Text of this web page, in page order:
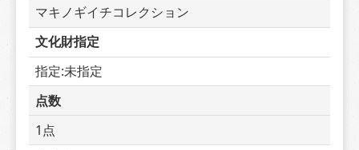
マキノギイチコレクション
文化財指定
指定:未指定
点数
1点